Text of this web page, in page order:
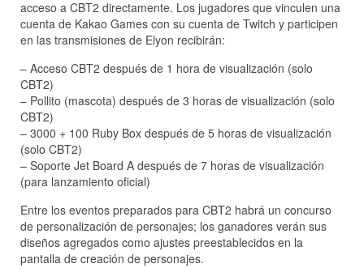
acceso a CBT2 directamente. Los jugadores que vinculen una
cuenta de Kakao Games con su cuenta de Twitch y participen
en las transmisiones de Elyon recibirán:
– Acceso CBT2 después de 1 hora de visualización (solo
CBT2)
– Pollito (mascota) después de 3 horas de visualización (solo
CBT2)
– 3000 + 100 Ruby Box después de 5 horas de visualización
(solo CBT2)
– Soporte Jet Board A después de 7 horas de visualización
(para lanzamiento oficial)
Entre los eventos preparados para CBT2 habrá un concurso
de personalización de personajes; los ganadores verán sus
diseños agregados como ajustes preestablecidos en la
pantalla de creación de personajes.